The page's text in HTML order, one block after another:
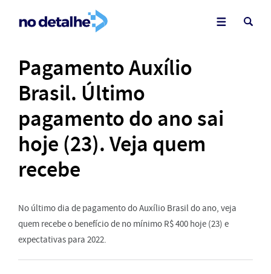
Pagamento Auxílio
Brasil. Último
pagamento do ano sai
hoje (23). Veja quem
recebe
No último dia de pagamento do Auxílio Brasil do ano, veja
quem recebe o benefício de no mínimo R$ 400 hoje (23) e
expectativas para 2022.